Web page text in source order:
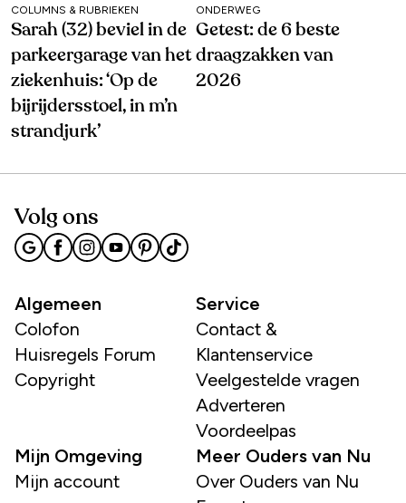
COLUMNS & RUBRIEKEN
Sarah (32) beviel in de
parkeergarage van het
ziekenhuis: ‘Op de
bijrijdersstoel, in m’n
strandjurk’
ONDERWEG
Getest: de 6 beste
draagzakken van
2026
Volg ons
Algemeen
Colofon
Huisregels Forum
Copyright
Service
Contact &
Klantenservice
Veelgestelde vragen
Adverteren
Voordeelpas
Mijn Omgeving
Mijn account
Meer Ouders van Nu
Over Ouders van Nu